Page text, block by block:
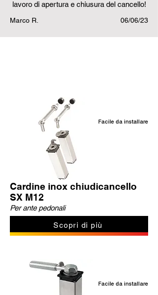
lavoro di apertura e chiusura del cancello!
Marco R. 06/06/23
Facile da installare
Cardine inox chiudicancello
SX M12
Per ante pedonali
Scopri di più
Facile da installare